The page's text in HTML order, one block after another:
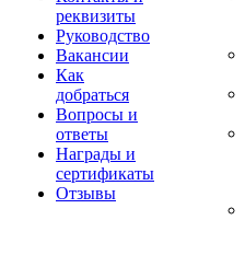
реквизиты
Руководство
Вакансии
Как
добраться
Вопросы и
ответы
Награды и
сертификаты
Отзывы